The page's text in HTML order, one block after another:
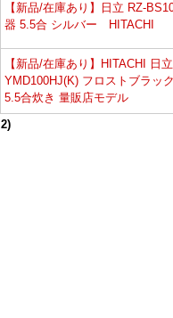
【新品/在庫あり】日立 RZ-
器 5.5合 シルバー HITACHI
【新品/在庫あり】HITACHI 日
YMD100HJ(K) フロストブラッ
5.5合炊き 量販店モデル
2)